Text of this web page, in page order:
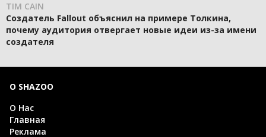
TIM CAIN
Создатель Fallout объяснил на примере Толкина,
почему аудитория отвергает новые идеи из-за имени
создателя
О SHAZOO
О Нас
Главная
Реклама